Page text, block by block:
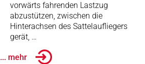
vorwärts fahrenden Lastzug
abzustützen, zwischen die
Hinterachsen des Sattelaufliegers
gerät, …
... mehr